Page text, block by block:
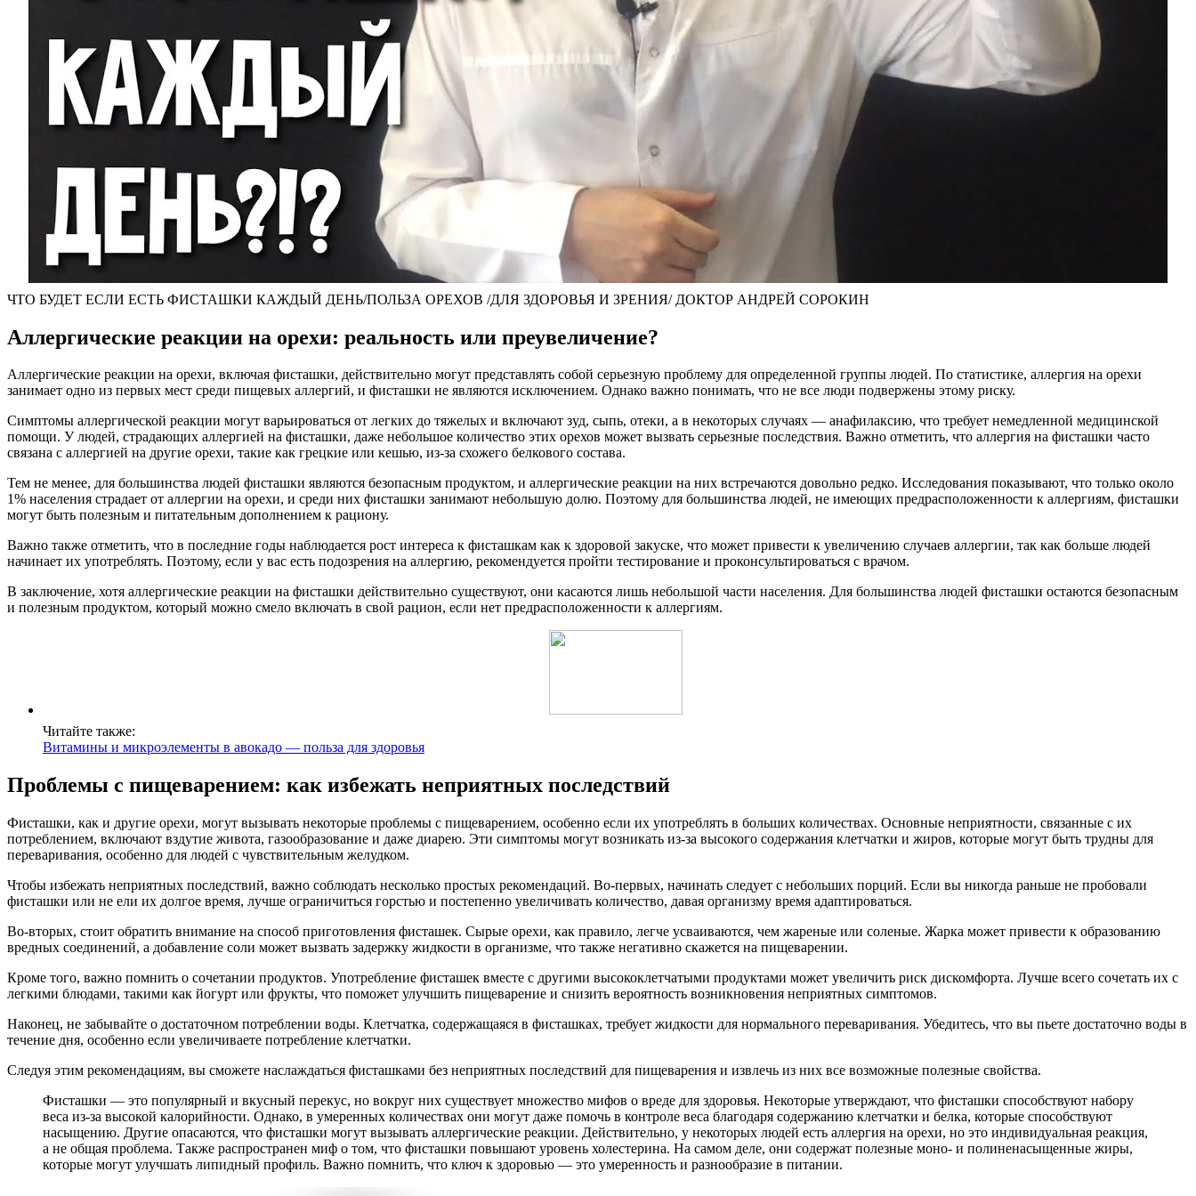
ЧТО БУДЕТ ЕСЛИ ЕСТЬ ФИСТАШКИ КАЖДЫЙ ДЕНЬ/ПОЛЬЗА ОРЕХОВ /ДЛЯ ЗДОРОВЬЯ И ЗРЕНИЯ/ ДОКТОР АНДРЕЙ СОРОКИН
Аллергические реакции на орехи: реальность или преувеличение?
Аллергические реакции на орехи, включая фисташки, действительно могут представлять собой серьезную проблему для определенной группы людей. По статистике, аллергия на орехи
занимает одно из первых мест среди пищевых аллергий, и фисташки не являются исключением. Однако важно понимать, что не все люди подвержены этому риску.
Симптомы аллергической реакции могут варьироваться от легких до тяжелых и включают зуд, сыпь, отеки, а в некоторых случаях — анафилаксию, что требует немедленной медицинской
помощи. У людей, страдающих аллергией на фисташки, даже небольшое количество этих орехов может вызвать серьезные последствия. Важно отметить, что аллергия на фисташки часто
связана с аллергией на другие орехи, такие как грецкие или кешью, из-за схожего белкового состава.
Тем не менее, для большинства людей фисташки являются безопасным продуктом, и аллергические реакции на них встречаются довольно редко. Исследования показывают, что только около
1% населения страдает от аллергии на орехи, и среди них фисташки занимают небольшую долю. Поэтому для большинства людей, не имеющих предрасположенности к аллергиям, фисташки
могут быть полезным и питательным дополнением к рациону.
Важно также отметить, что в последние годы наблюдается рост интереса к фисташкам как к здоровой закуске, что может привести к увеличению случаев аллергии, так как больше людей
начинает их употреблять. Поэтому, если у вас есть подозрения на аллергию, рекомендуется пройти тестирование и проконсультироваться с врачом.
В заключение, хотя аллергические реакции на фисташки действительно существуют, они касаются лишь небольшой части населения. Для большинства людей фисташки остаются безопасным
и полезным продуктом, который можно смело включать в свой рацион, если нет предрасположенности к аллергиям.
Читайте также:
Витамины и микроэлементы в авокадо — польза для здоровья
Проблемы с пищеварением: как избежать неприятных последствий
Фисташки, как и другие орехи, могут вызывать некоторые проблемы с пищеварением, особенно если их употреблять в больших количествах. Основные неприятности, связанные с их
потреблением, включают вздутие живота, газообразование и даже диарею. Эти симптомы могут возникать из-за высокого содержания клетчатки и жиров, которые могут быть трудны для
переваривания, особенно для людей с чувствительным желудком.
Чтобы избежать неприятных последствий, важно соблюдать несколько простых рекомендаций. Во-первых, начинать следует с небольших порций. Если вы никогда раньше не пробовали
фисташки или не ели их долгое время, лучше ограничиться горстью и постепенно увеличивать количество, давая организму время адаптироваться.
Во-вторых, стоит обратить внимание на способ приготовления фисташек. Сырые орехи, как правило, легче усваиваются, чем жареные или соленые. Жарка может привести к образованию
вредных соединений, а добавление соли может вызвать задержку жидкости в организме, что также негативно скажется на пищеварении.
Кроме того, важно помнить о сочетании продуктов. Употребление фисташек вместе с другими высококлетчатыми продуктами может увеличить риск дискомфорта. Лучше всего сочетать их с
легкими блюдами, такими как йогурт или фрукты, что поможет улучшить пищеварение и снизить вероятность возникновения неприятных симптомов.
Наконец, не забывайте о достаточном потреблении воды. Клетчатка, содержащаяся в фисташках, требует жидкости для нормального переваривания. Убедитесь, что вы пьете достаточно воды в
течение дня, особенно если увеличиваете потребление клетчатки.
Следуя этим рекомендациям, вы сможете наслаждаться фисташками без неприятных последствий для пищеварения и извлечь из них все возможные полезные свойства.
Фисташки — это популярный и вкусный перекус, но вокруг них существует множество мифов о вреде для здоровья. Некоторые утверждают, что фисташки способствуют набору
веса из-за высокой калорийности. Однако, в умеренных количествах они могут даже помочь в контроле веса благодаря содержанию клетчатки и белка, которые способствуют
насыщению. Другие опасаются, что фисташки могут вызывать аллергические реакции. Действительно, у некоторых людей есть аллергия на орехи, но это индивидуальная реакция,
а не общая проблема. Также распространен миф о том, что фисташки повышают уровень холестерина. На самом деле, они содержат полезные моно- и полиненасыщенные жиры,
которые могут улучшать липидный профиль. Важно помнить, что ключ к здоровью — это умеренность и разнообразие в питании.